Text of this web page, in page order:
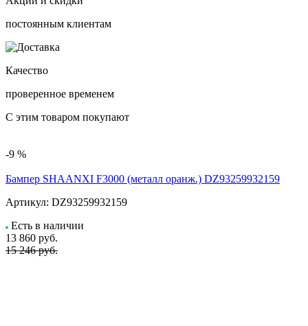
постоянным клиентам
Качество
проверенное временем
С этим товаром покупают
-9 %
Бампер SHAANXI F3000 (металл оранж.) DZ93259932159
Артикул: DZ93259932159
Есть в наличии
13 860 руб.
15 246 руб.